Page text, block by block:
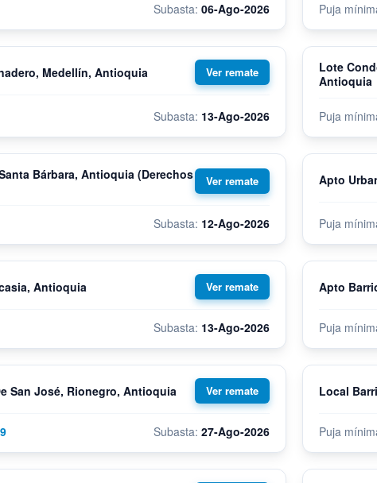
06-Ago-2026
Medellín, Antioquia
13-Ago-2026
Lote
Antioquia
Bárbara, Antioquia (Derechos
12-Ago-2026
Apto
Antioquia
13-Ago-2026
Apto
San José, Rionegro, Antioquia
27-Ago-2026
Local